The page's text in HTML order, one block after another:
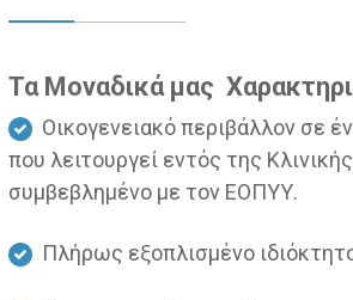
Τα Μοναδικά μας
Οικογενειακό περιβάλλον σε
που λειτουργεί εντός της
συμβεβλημένο με τον ΕΟΠΥΥ.
Πλήρως εξοπλισμένο